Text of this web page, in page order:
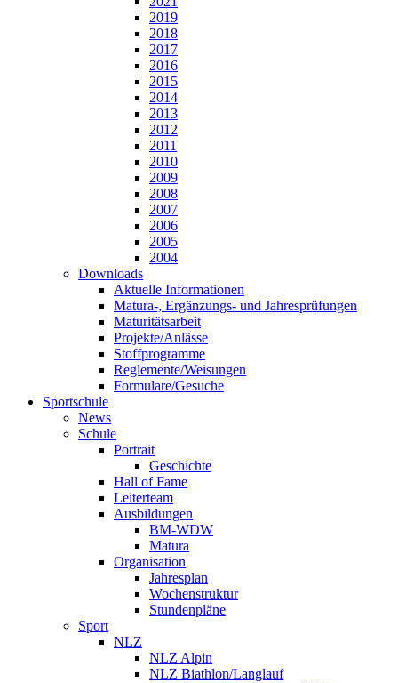
2019
2018
2017
2016
2015
2014
2013
2012
2011
2010
2009
2008
2007
2006
2005
2004
Downloads
Aktuelle Informationen
Matura-, Ergänzungs- und Jahresprüfungen
Maturitätsarbeit
Projekte/Anlässe
Stoffprogramme
Reglemente/Weisungen
Formulare/Gesuche
Sportschule
News
Schule
Portrait
Geschichte
Hall of Fame
Leiterteam
Ausbildungen
BM-WDW
Matura
Organisation
Jahresplan
Wochenstruktur
Stundenpläne
Sport
NLZ
NLZ Alpin
NLZ Biathlon/Langlauf